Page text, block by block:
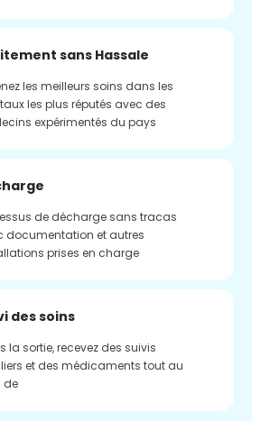
sans Hassale
les meilleurs soins dans les
les plus réputés avec des
expérimentés du pays
de décharge sans tracas
documentation et autres
prises en charge
des soins
la sortie, recevez des suivis
et des médicaments tout au
de